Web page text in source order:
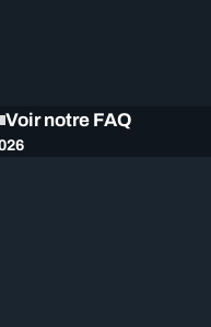
Voir notre FAQ